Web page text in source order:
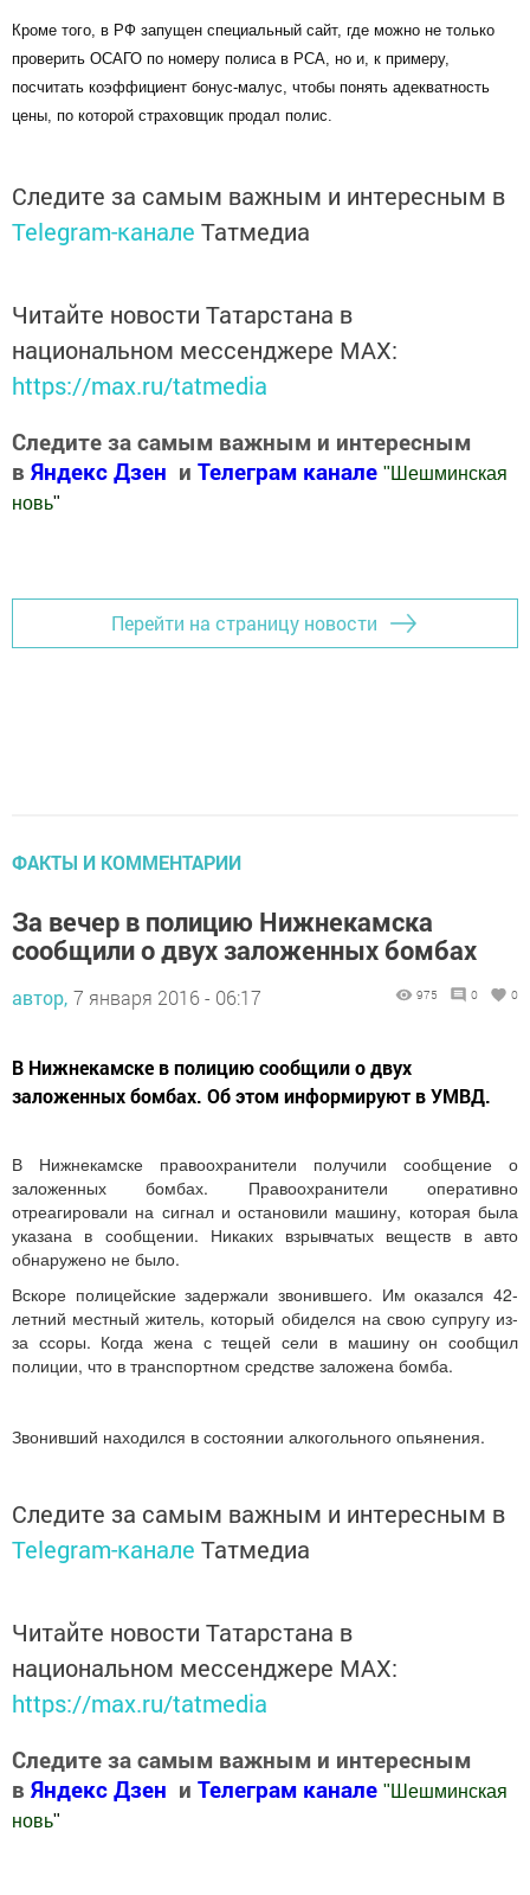
Кроме того, в РФ запущен специальный сайт, где можно не только
проверить ОСАГО по номеру полиса в РСА, но и, к примеру,
посчитать коэффициент бонус-малус, чтобы понять адекватность
цены, по которой страховщик продал полис.
Следите за самым важным и интересным в
Telegram-канале Татмедиа
Читайте новости Татарстана в
национальном мессенджере MАХ:
https://max.ru/tatmedia
Следите за самым важным и интересным
в Яндекс Дзен и Телеграм канале " Шешминская
новь"
Перейти на страницу новости
ФАКТЫ И КОММЕНТАРИИ
За вечер в полицию Нижнекамска
сообщили о двух заложенных бомбах
автор, 7 января 2016 - 06:17 975 0 0
В Нижнекамске в полицию сообщили о двух
заложенных бомбах. Об этом информируют в УМВД.
В Нижнекамске правоохранители получили сообщение о
заложенных бомбах. Правоохранители оперативно
отреагировали на сигнал и остановили машину, которая была
указана в сообщении. Никаких взрывчатых веществ в авто
обнаружено не было.
Вскоре полицейские задержали звонившего. Им оказался 42-
летний местный житель, который обиделся на свою супругу из-
за ссоры. Когда жена с тещей сели в машину он сообщил
полиции, что в транспортном средстве заложена бомба.
Звонивший находился в состоянии алкогольного опьянения.
Следите за самым важным и интересным в
Telegram-канале Татмедиа
Читайте новости Татарстана в
национальном мессенджере MАХ:
https://max.ru/tatmedia
Следите за самым важным и интересным
в Яндекс Дзен и Телеграм канале " Шешминская
новь"